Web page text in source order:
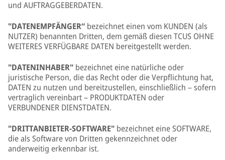
und AUFTRAGGEBERDATEN.
"DATENEMPFÄNGER“ bezeichnet einen vom KUNDEN (als
NUTZER) benannten Dritten, dem gemäß diesen TCUS OHNE
WEITERES VERFÜGBARE DATEN bereitgestellt werden.
"DATENINHABER" bezeichnet eine natürliche oder
juristische Person, die das Recht oder die Verpflichtung hat,
DATEN zu nutzen und bereitzustellen, einschließlich – sofern
vertraglich vereinbart – PRODUKTDATEN oder
VERBUNDENER DIENSTDATEN.
"DRITTANBIETER-SOFTWARE" bezeichnet eine SOFTWARE,
die als Software von Dritten gekennzeichnet oder
anderweitig erkennbar ist.